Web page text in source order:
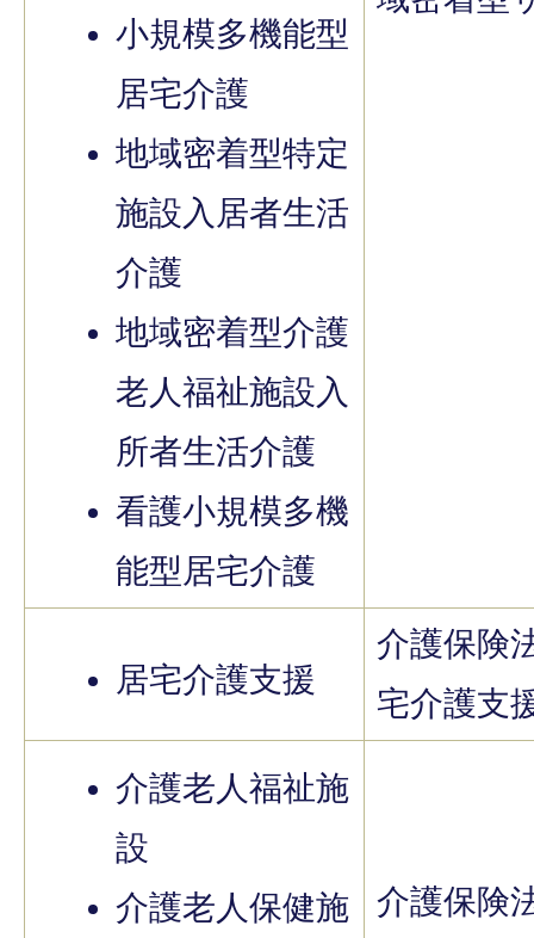
小規模多機能型
居宅介護
地域密着型特定
施設入居者生活
介護
地域密着型介護
老人福祉施設入
所者生活介護
看護小規模多機
能型居宅介護
居宅介護支援
介護保険
宅介護支
介護老人福祉施
設
介護老人保健施
介護保険